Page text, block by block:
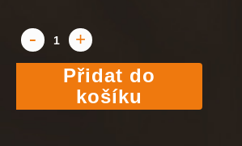
Přidat do
košíku